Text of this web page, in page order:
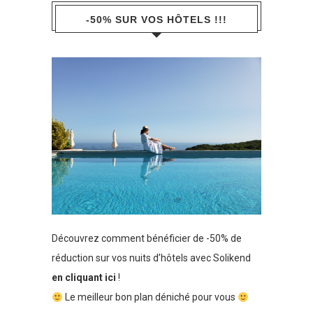
-50% SUR VOS HÔTELS !!!
Découvrez comment bénéficier de -50% de
réduction sur vos nuits d’hôtels avec Solikend
en cliquant ici !
Le meilleur bon plan déniché pour vous